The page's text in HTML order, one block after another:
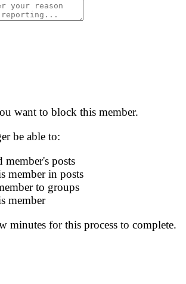
want to block this member.
be able to:
member's posts
member in posts
to groups
member
minutes for this process to complete.